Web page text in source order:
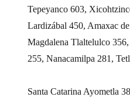
Tepeyanco 603,
Lardizábal 450, Amaxac
Magdalena Tlaltelulco
255, Nanacamilpa 281,
Santa Catarina Ayometla